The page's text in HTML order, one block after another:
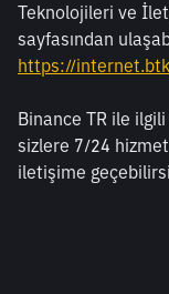
Teknolojileri ve
sayfasından
https://
Binance TR ile
sizlere 7/24
iletişime